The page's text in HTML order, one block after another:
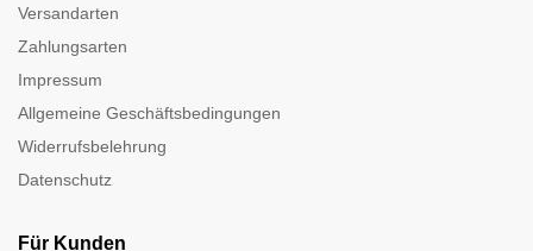
Versandarten
Zahlungsarten
Impressum
Allgemeine Geschäftsbedingungen
Widerrufsbelehrung
Datenschutz
Für Kunden